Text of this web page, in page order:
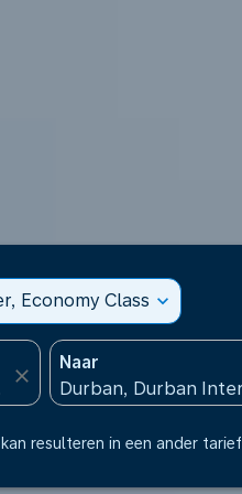
Economy Class expand_more
close
Naar
resulteren in een ander tarief